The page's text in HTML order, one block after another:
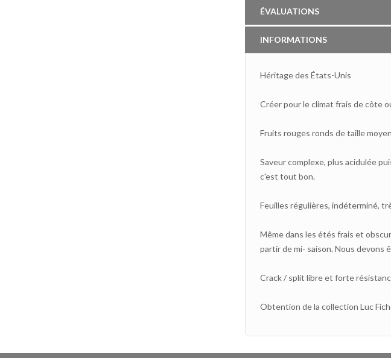
ÉVALUATIONS
INFORMATIONS
Héritage des États-Unis
Créer pour le climat frais de côte
Fruits rouges ronds de taille
Saveur complexe, plus acidulée
c'est tout bon.
Feuilles régulières, indéterminé,
Même dans les étés frais et
partir de mi- saison. Nous devons
Crack / split libre et forte
Obtention de la collection Luc